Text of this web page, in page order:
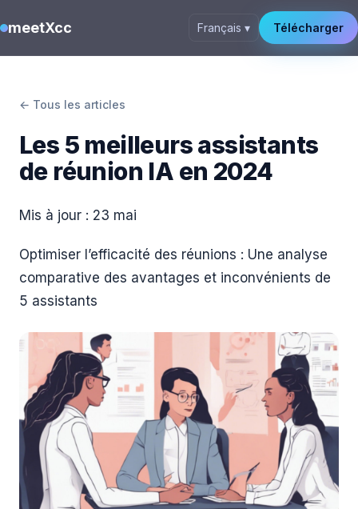
meetXcc Français ▾ Télécharger
← Tous les articles
Les 5 meilleurs assistants
de réunion IA en 2024
Mis à jour : 23 mai
Optimiser l’efficacité des réunions : Une analyse
comparative des avantages et inconvénients de
5 assistants